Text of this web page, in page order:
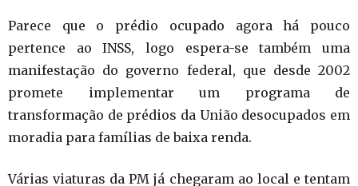
Parece que o prédio ocupado agora há pouco
pertence ao INSS, logo espera-se também uma
manifestação do governo federal, que desde 2002
promete implementar um programa de
transformação de prédios da União desocupados em
moradia para famílias de baixa renda.
Várias viaturas da PM já chegaram ao local e tentam